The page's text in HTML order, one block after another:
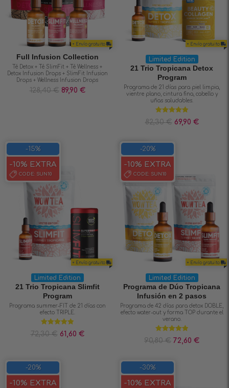
+ Envío gratuito
Full Infusion Collection
Té Detox + Té SlimFit + Té Wellness +
Detox Infusion Drops + SlimFit Infusion
Drops + Wellness Infusion Drops
128,40€ 89,90 €
+ Envío gratuito
Limited Edition
21 Trio Tropicana Detox
Program
Programa de 21 días para piel limpia,
vientre plano, cintura fina, cabello y
uñas saludables.
Valorado en
5.00de 5
82,30€ 69,90 €
+ Envío gratuito
-15%
-10% EXTRA
CODE: SUN10
Limited Edition
21 Trio Tropicana Slimfit
Program
Programa summer-FIT de 21 días con
efecto TRIPLE.
Valorado en
5.00de 5
72,30€ 61,60 €
+ Envío gratuito
SAVE 20%-20%
-10% EXTRA
CODE: SUN10
Limited Edition
Programa de Dúo Tropicana
Infusión en 2 pasos
Programa de 42 días para detox DOBLE,
efecto water-out y forma TOP durante el
verano.
Valorado en
4.89de 5
90,80€ 72,60 €
-20%
-10% EXTRA
-30%
-10% EXTRA